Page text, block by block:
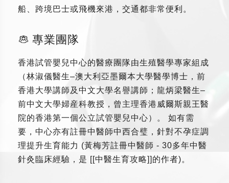
船、跨境巴士或飛機來港，交通都非常便利。
專業團隊
香港試管嬰兒中心的醫療團隊由生殖醫學專家組成
（林淑儀醫生–澳大利亞墨爾本大學醫學博士，前
香港大學講師及中文大學名譽講師；龍炳梁醫生–
前中文大學婦産科教授，曾主理香港威爾斯親王醫
院的香港第一個公立試管嬰兒中心）。 如有需
要，中心亦有註冊中醫師中西合璧，針對不孕症調
理提升生育能力 (黃梅芳註冊中醫師 - 30多年中醫
針灸臨床經驗，是 [[中醫生育攻略]]的作者)。